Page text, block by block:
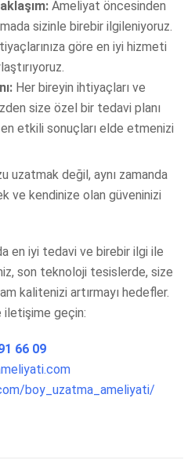
Ameliyat öncesinden
sizinle birebir ilgileniyoruz.
göre en iyi hizmeti
Her bireyin ihtiyaçları ve
size özel bir tedavi planı
en etkili sonuçları elde etmenizi
uzatmak değil, aynı zamanda
ve kendinize olan güveninizi
en iyi tedavi ve birebir ilgi ile
son teknoloji tesislerde, size
kalitenizi artırmayı hedefler.
iletişime geçin:
66 09
boy_uzatma_ameliyati/